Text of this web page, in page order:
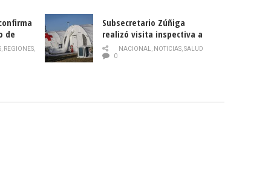
de
, REGIONES,
Subsecretario Zúñiga
realizó visita inspectiva a
Hospital Modular Sótero del
Río
NACIONAL, NOTICIAS,SALUD
0